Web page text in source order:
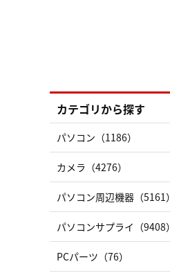
カテゴリから探す
パソコン（1186）
カメラ（4276）
パソコン周辺機器（5161）
パソコンサプライ（9408）
PCパーツ（76）